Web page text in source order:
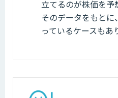
立てるのが株価を予
そのデータをもと
っているケースもあ